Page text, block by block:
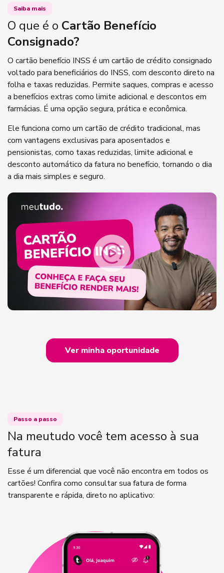
Saiba mais
O que é o Cartão Benefício
Consignado?
O cartão benefício INSS é um cartão de crédito consignado
voltado para beneficiários do INSS, com desconto direto na
folha e taxas reduzidas. Permite saques, compras e acesso
a benefícios extras como limite adicional e descontos em
farmácias. É uma opção segura, prática e econômica.
Ele funciona como um cartão de crédito tradicional, mas
com vantagens exclusivas para aposentados e
pensionistas, como taxas reduzidas, limite adicional e
desconto automático da fatura no benefício, tornando o dia
a dia mais simples e seguro.
Ver minha oportunidade
Passo a passo
Na meutudo você tem acesso à sua
fatura
Esse é um diferencial que você não encontra em todos os
cartões! Confira como consultar sua fatura de forma
transparente e rápida, direto no aplicativo: